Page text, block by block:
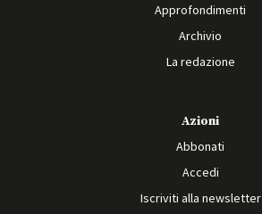
Approfondimenti
Archivio
La redazione
Azioni
Abbonati
Accedi
Iscriviti alla newsletter